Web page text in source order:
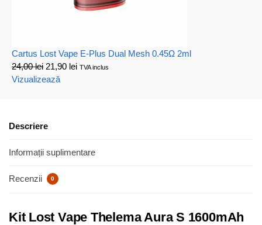
Cartus Lost Vape E-Plus Dual Mesh 0.45Ω 2ml
24,00lei 21,90 lei TVA inclus
Vizualizează
Descriere
Informații suplimentare
Recenzii 0
Kit Lost Vape Thelema Aura S 1600mAh